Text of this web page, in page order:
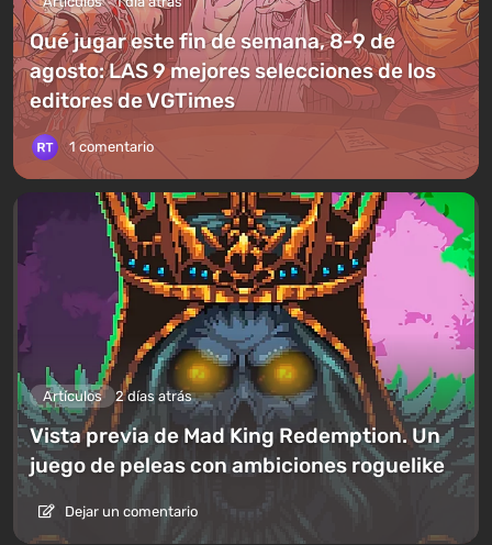
Qué jugar este fin de semana, 8-9 de
agosto: LAS 9 mejores selecciones de los
editores de VGTimes
1 comentario
Artículos 2 días atrás
Vista previa de Mad King Redemption. Un
juego de peleas con ambiciones roguelike
Dejar un comentario